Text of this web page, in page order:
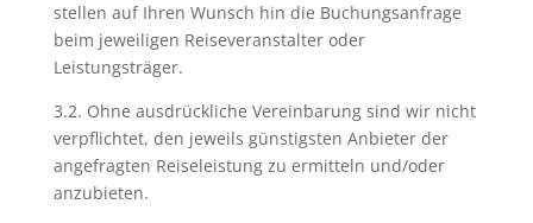
stellen auf Ihren Wunsch hin die Buchungsanfrage
beim jeweiligen Reiseveranstalter oder
Leistungsträger.
3.2. Ohne ausdrückliche Vereinbarung sind wir nicht
verpflichtet, den jeweils günstigsten Anbieter der
angefragten Reiseleistung zu ermitteln und/oder
anzubieten.